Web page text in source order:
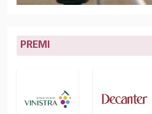
PREMI